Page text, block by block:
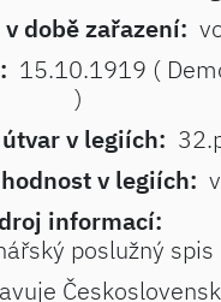
době zařazení:
15.10.1919 (
)
v legiích:
v legiích:
informací:
poslužný spis